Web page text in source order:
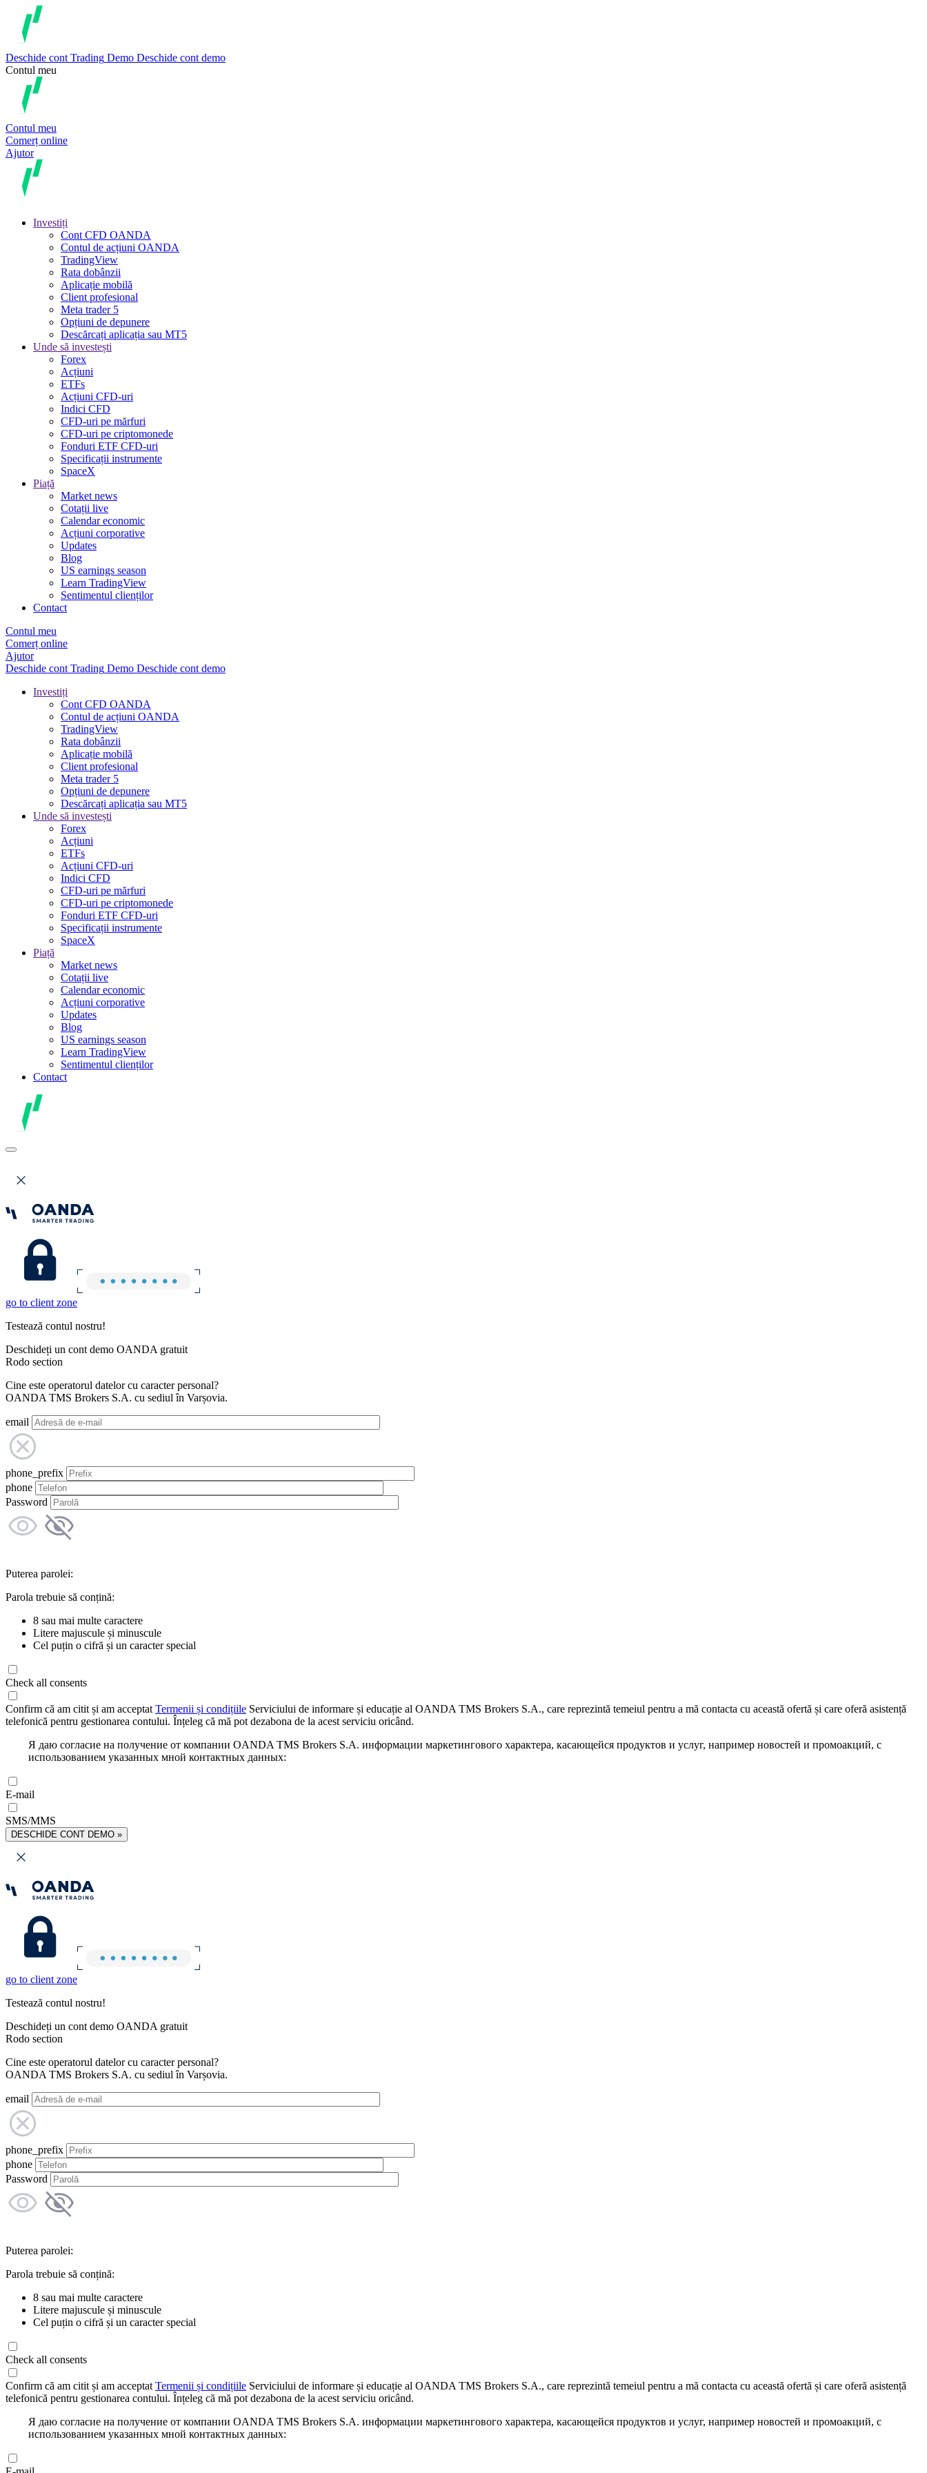
Deschide cont Trading Demo Deschide cont demo
Contul meu
Contul meu
Comerț online
Ajutor
Investiți
Cont CFD OANDA
Contul de acțiuni OANDA
TradingView
Rata dobânzii
Aplicație mobilă
Client profesional
Meta trader 5
Opțiuni de depunere
Descărcați aplicația sau MT5
Unde să investești
Forex
Acțiuni
ETFs
Acțiuni CFD-uri
Indici CFD
CFD-uri pe mărfuri
CFD-uri pe criptomonede
Fonduri ETF CFD-uri
Specificații instrumente
SpaceX
Piață
Market news
Cotații live
Calendar economic
Acțiuni corporative
Updates
Blog
US earnings season
Learn TradingView
Sentimentul clienților
Contact
Contul meu
Comerț online
Ajutor
Deschide cont Trading Demo Deschide cont demo
Investiți
Cont CFD OANDA
Contul de acțiuni OANDA
TradingView
Rata dobânzii
Aplicație mobilă
Client profesional
Meta trader 5
Opțiuni de depunere
Descărcați aplicația sau MT5
Unde să investești
Forex
Acțiuni
ETFs
Acțiuni CFD-uri
Indici CFD
CFD-uri pe mărfuri
CFD-uri pe criptomonede
Fonduri ETF CFD-uri
Specificații instrumente
SpaceX
Piață
Market news
Cotații live
Calendar economic
Acțiuni corporative
Updates
Blog
US earnings season
Learn TradingView
Sentimentul clienților
Contact
go to client zone
Testează contul nostru!
Deschideți un cont demo OANDA gratuit
Rodo section
Cine este operatorul datelor cu caracter personal?
OANDA TMS Brokers S.A. cu sediul în Varșovia.
email
phone_prefix
phone
Password
Puterea parolei:
Parola trebuie să conțină:
8 sau mai multe caractere
Litere majuscule și minuscule
Cel puțin o cifră și un caracter special
Check all consents
Confirm că am citit și am acceptat Termenii și condițiile Serviciului de informare și educație al OANDA TMS Brokers S.A., care reprezintă temeiul pentru a mă contacta cu această ofertă și care oferă asistență
telefonică pentru gestionarea contului. Înțeleg că mă pot dezabona de la acest serviciu oricând.
Я даю согласие на получение от компании OANDA TMS Brokers S.A. информации маркетингового характера, касающейся продуктов и услуг, например новостей и промоакций, с
использованием указанных мной контактных данных:
E-mail
SMS/MMS
DESCHIDE CONT DEMO »
go to client zone
Testează contul nostru!
Deschideți un cont demo OANDA gratuit
Rodo section
Cine este operatorul datelor cu caracter personal?
OANDA TMS Brokers S.A. cu sediul în Varșovia.
email
phone_prefix
phone
Password
Puterea parolei:
Parola trebuie să conțină:
8 sau mai multe caractere
Litere majuscule și minuscule
Cel puțin o cifră și un caracter special
Check all consents
Confirm că am citit și am acceptat Termenii și condițiile Serviciului de informare și educație al OANDA TMS Brokers S.A., care reprezintă temeiul pentru a mă contacta cu această ofertă și care oferă asistență
telefonică pentru gestionarea contului. Înțeleg că mă pot dezabona de la acest serviciu oricând.
Я даю согласие на получение от компании OANDA TMS Brokers S.A. информации маркетингового характера, касающейся продуктов и услуг, например новостей и промоакций, с
использованием указанных мной контактных данных: